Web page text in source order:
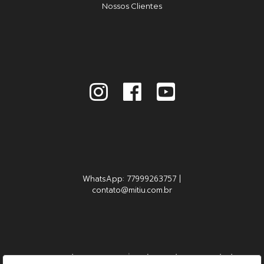
Nossos Clientes
WhatsApp: 77999263757 |
contato@mitiu.com.br
Contrato de Serviços | Política de Privacidade